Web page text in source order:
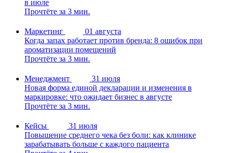
в июле
Прочтёте за 3 мин.
Маркетинг
01 августа
Когда запах работает против бренда: 8 ошибок при
ароматизации помещений
Прочтёте за 3 мин.
Менеджмент
31 июля
Новая форма единой декларации и изменения в
маркировке: что ожидает бизнес в августе
Прочтёте за 3 мин.
Кейсы
31 июля
Повышение среднего чека без боли: как клинике
зарабатывать больше с каждого пациента